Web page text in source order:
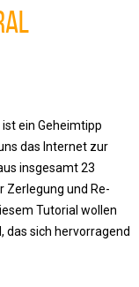
ein Geheimtipp
das Internet zur
insgesamt 23
Zerlegung und Re-
Tutorial wollen
das sich hervorragend